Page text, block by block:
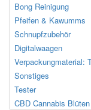
Bong Reinigung
Pfeifen & Kawumms
Schnupfzubehör
Digitalwaagen
Verpackungmaterial:
Sonstiges
Tester
CBD Cannabis Blüten